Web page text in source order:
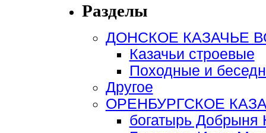
Разделы
ДОНСКОЕ КАЗАЧЬЕ
Казачьи строевые
Походные и
Другое
ОРЕНБУРГСКОЕ
богатырь Добрыня